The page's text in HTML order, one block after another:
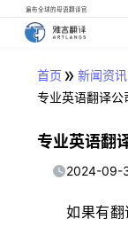
遍布全球的母语翻译官
首页 » 新闻资讯
专业英语翻译公
专业英语翻
2024-09-
如果有翻